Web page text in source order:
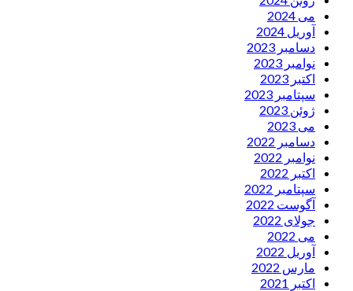
می 2024
آوریل 2024
دسامبر 2023
نوامبر 2023
اکتبر 2023
سپتامبر 2023
ژوئن 2023
می 2023
دسامبر 2022
نوامبر 2022
اکتبر 2022
سپتامبر 2022
آگوست 2022
جولای 2022
می 2022
آوریل 2022
مارس 2022
اکتبر 2021